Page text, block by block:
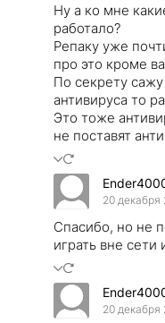
Ну а ко мне
работало?
Репаку уже
про это кроме
По секрету
антивируса то
Это тоже
не поставят
20 декабря
Спасибо, но не
играть вне сети
20 декабря